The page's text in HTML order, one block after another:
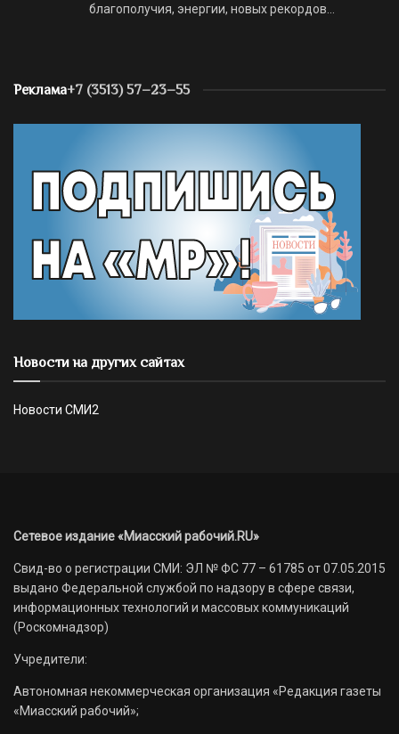
благополучия, энергии, новых рекордов…
Реклама+7 (3513) 57–23–55
Новости на других сайтах
Новости СМИ2
Сетевое издание «Миасский рабочий.RU»
Свид-во о регистрации СМИ: ЭЛ № ФС 77 – 61785 от 07.05.2015
выдано Федеральной службой по надзору в сфере связи,
информационных технологий и массовых коммуникаций
(Роскомнадзор)
Учредители:
Автономная некоммерческая организация «Редакция газеты
«Миасский рабочий»;